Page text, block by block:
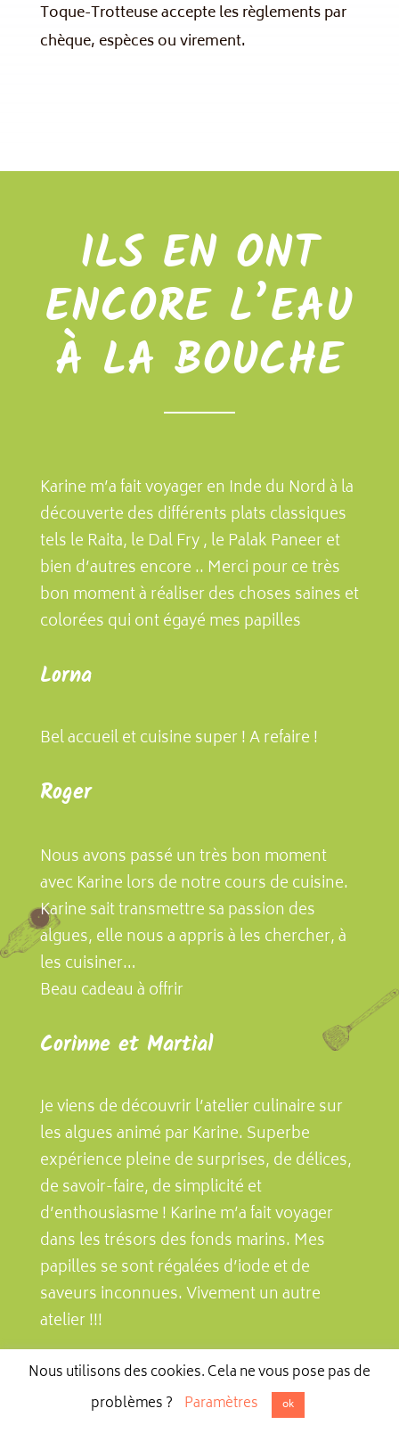
Toque-Trotteuse accepte les règlements par
chèque, espèces ou virement.
ILS EN ONT
ENCORE L’EAU
À LA BOUCHE
Karine m’a fait voyager en Inde du Nord à la
découverte des différents plats classiques
tels le Raita, le Dal Fry , le Palak Paneer et
bien d’autres encore .. Merci pour ce très
bon moment à réaliser des choses saines et
colorées qui ont égayé mes papilles
Lorna
Bel accueil et cuisine super ! A refaire !
Roger
Nous avons passé un très bon moment
avec Karine lors de notre cours de cuisine.
Karine sait transmettre sa passion des
algues, elle nous a appris à les chercher, à
les cuisiner…
Beau cadeau à offrir
Corinne et Martial
Je viens de découvrir l’atelier culinaire sur
les algues animé par Karine. Superbe
expérience pleine de surprises, de délices,
de savoir-faire, de simplicité et
d’enthousiasme ! Karine m’a fait voyager
dans les trésors des fonds marins. Mes
papilles se sont régalées d’iode et de
saveurs inconnues. Vivement un autre
atelier !!!
Odile
Nous utilisons des cookies. Cela ne vous pose pas de
problèmes ? Paramètres ok